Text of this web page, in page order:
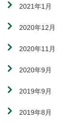
2021年1月
2020年12月
2020年11月
2020年9月
2019年9月
2019年8月